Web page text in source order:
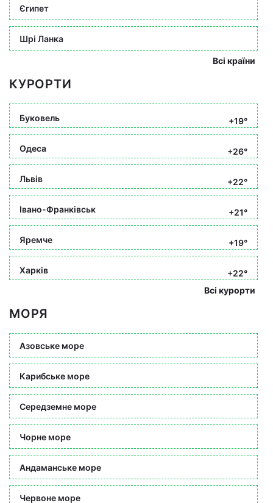
Єгипет
Шрі Ланка
Всі країни
КУРОРТИ
Буковель +19°
Одеса +26°
Львів +22°
Івано-Франківськ +21°
Яремче +19°
Харків
+22°
Всі курорти
МОРЯ
Азовське море
Карибське море
Середземне море
Чорне море
Андаманське море
Червоне море